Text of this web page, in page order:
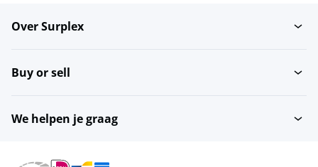
Over Surplex
Buy or sell
We helpen je graag